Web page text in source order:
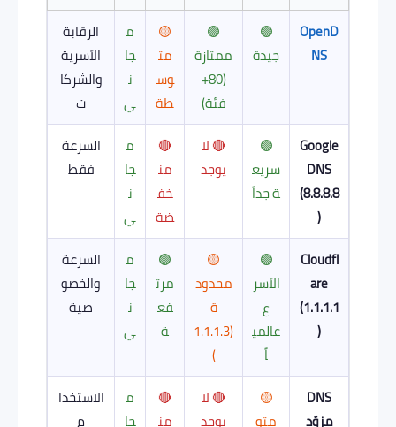
OpenD
NS
🟢
جيدة
🟢
ممتازة
(80+
فئة)
🟡
مت
وس
طة
م
جا
ن
ي
الرقابة
الأسرية
والشركا
ت
Google
DNS
(8.8.8.8
)
🟢
سريع
ة جداً
🔴 لا
يوجد
🔴
من
خف
ضة
م
جا
ن
ي
السرعة
فقط
Cloudfl
are
(1.1.1.1
)
🟢
الأسر
ع
عالمي
اً
🟡
محدود
ة
(1.1.1.3
)
🟢
مرت
فع
ة
م
جا
ن
ي
السرعة
والخصو
صية
DNS
مزوّد
🟡
متو
🔴 لا
يوجد
🔴
من
م
جا
الاستخدا
م